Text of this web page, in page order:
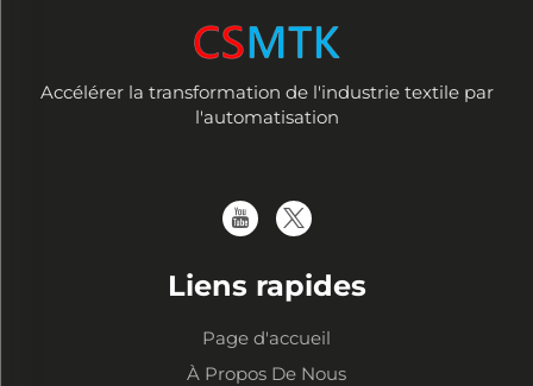
Accélérer la transformation de l'industrie textile par
l'automatisation
Liens rapides
Page d'accueil
À Propos De Nous